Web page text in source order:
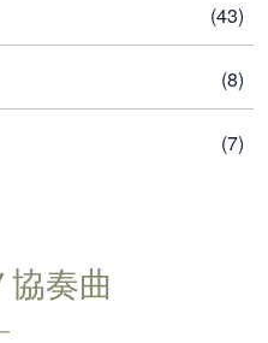
(43)
(8)
(7)
協奏曲